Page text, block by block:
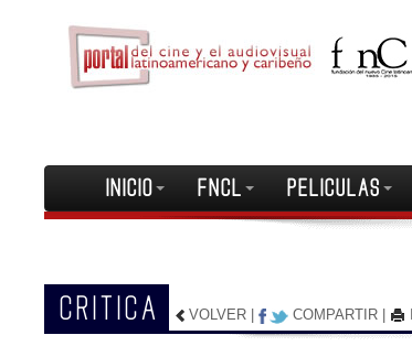
INICIO FNCL PELICULAS
CRITICA VOLVER COMPARTIR